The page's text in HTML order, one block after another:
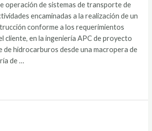
operación de sistemas de transporte de
encaminadas a la realización de un
conforme a los requerimientos
cliente, en la ingeniería APC de proyecto
hidrocarburos desde una macropera de
de …